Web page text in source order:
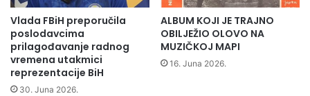
n
a
k
o
l
o
s
t
"
p
Vlada FBiH preporučila
poslodavcima
prilagođavanje radnog
vremena utakmici
reprezentacije BiH
30. Juna 2026.
ALBUM KOJI JE TRAJNO
OBILJEŽIO OLOVO NA
MUZIČKOJ MAPI
16. Juna 2026.